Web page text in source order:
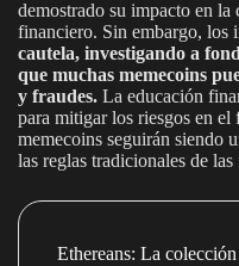
demostrado su impacto en
financiero. Sin embargo, los
cautela, investigando a
que muchas memecoins
y fraudes. La educación
para mitigar los riesgos en
memecoins seguirán siendo
las reglas tradicionales de las
Ethereans: La